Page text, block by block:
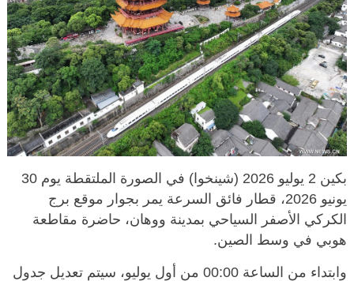
بكين 2 يوليو 2026 (شينخوا) في الصورة الملتقطة يوم 30
يونيو 2026، قطار فائق السرعة يمر بجوار موقع برج
الكركي الأصفر السياحي بمدينة ووهان، حاضرة مقاطعة
هوبي في وسط الصين.
وابتداء من الساعة 00:00 من أول يوليو، سيتم تعديل جدول